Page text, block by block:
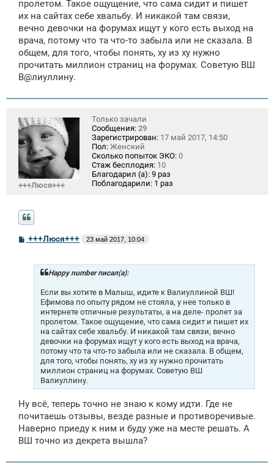
пролетом. Такое ощущение, что сама сидит и пишет
их на сайтах себе хвальбу. И никакой там связи,
вечно девочки на форумах ищут у кого есть выход на
врача, потому что та что-то забыла или не сказала. В
общем, для того, чтобы понять, ху из ху нужно
прочитать миллион страниц на форумах. Советую ВШ
В@лиуллину.
+++Люся+++
Только зачали
Сообщения: 29
Зарегистрирован: 17 май 2017, 14:50
Пол: Женский
Сколько попыток ЭКО: 0
Стаж бесплодия: 10
Благодарил (а): 9 раз
Поблагодарили: 1 раз
С+++Люся+++ 23 май 2017, 10:04
Happy number писал(а):
Если вы хотите в Малыш, идите к Валиуллиной ВШ!
Ефимова по опыту рядом не стояла, у нее только в
интернете отличные результаты, а на деле- пролет за
пролетом. Такое ощущение, что сама сидит и пишет их
на сайтах себе хвальбу. И никакой там связи, вечно
девочки на форумах ищут у кого есть выход на врача,
потому что та что-то забыла или не сказала. В общем,
для того, чтобы понять, ху из ху нужно прочитать
миллион страниц на форумах. Советую ВШ
Валиуллину.
Ну всё, теперь точно не знаю к кому идти. Где не
почитаешь отзывы, везде разные и противоречивые.
Наверно приеду к ним и буду уже на месте решать. А
ВШ точно из декрета вышла?